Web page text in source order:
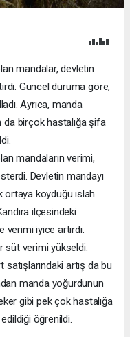
mandalar, devletin
Güncel duruma göre,
Ayrıca, manda
da birçok hastalığa şifa
mandaların verimi,
Devletin mandayı
ortaya koyduğu ıslah
ilçesindeki
iyice artırdı.
süt verimi yükseldi.
artış da bu
manda yoğurdunun
gibi pek çok hastalığa
öğrenildi.